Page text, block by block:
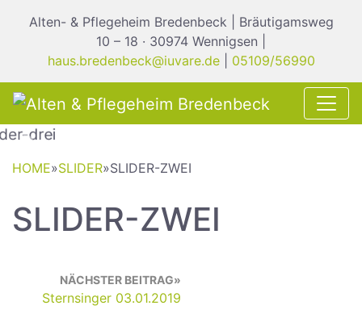
Alten- & Pflegeheim Bredenbeck | Bräutigamsweg
10 – 18 · 30974 Wennigsen |
haus.bredenbeck@iuvare.de| 05109/56990
Previous
HOME»SLIDER»SLIDER-ZWEI
SLIDER-ZWEI
NÄCHSTER BEITRAG
Sternsinger 03.01.2019